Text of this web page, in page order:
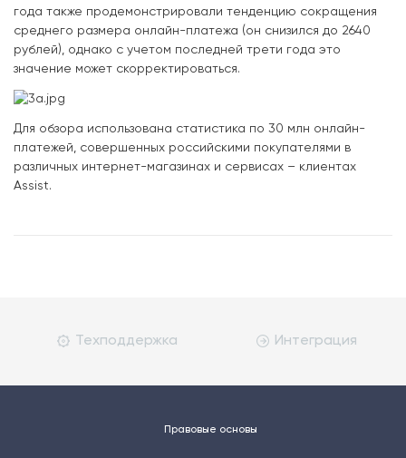
года также продемонстрировали тенденцию сокращения
среднего размера онлайн-платежа (он снизился до 2640
рублей), однако с учетом последней трети года это
значение может скорректироваться.
Для обзора использована статистика по 30 млн онлайн-
платежей, совершенных российскими покупателями в
различных интернет-магазинах и сервисах – клиентах
Assist.
Техподдержка Интеграция
Правовые основы